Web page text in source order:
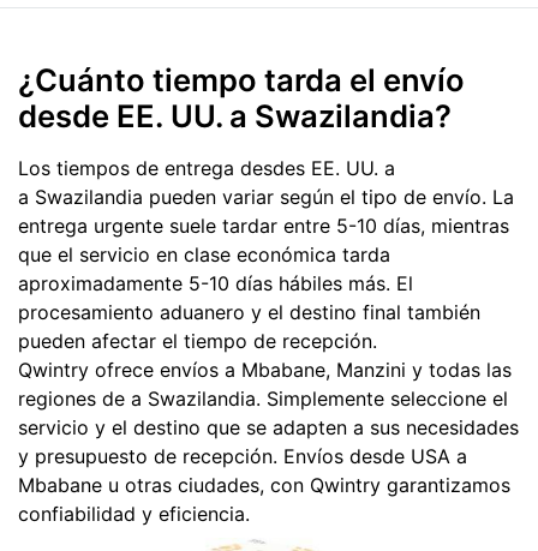
¿Cuánto tiempo tarda el envío
desde EE. UU. a Swazilandia?
Los tiempos de entrega desdes EE. UU. a
a Swazilandia pueden variar según el tipo de envío. La
entrega urgente suele tardar entre 5-10 días, mientras
que el servicio en clase económica tarda
aproximadamente 5-10 días hábiles más. El
procesamiento aduanero y el destino final también
pueden afectar el tiempo de recepción.
Qwintry ofrece envíos a Mbabane, Manzini y todas las
regiones de a Swazilandia. Simplemente seleccione el
servicio y el destino que se adapten a sus necesidades
y presupuesto de recepción. Envíos desde USA a
Mbabane u otras ciudades, con Qwintry garantizamos
confiabilidad y eficiencia.